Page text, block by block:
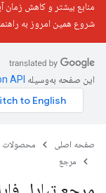
شروع همین امروز به
این صفحه به‌وسیله
صفحه اصلی محصولات
مرجع